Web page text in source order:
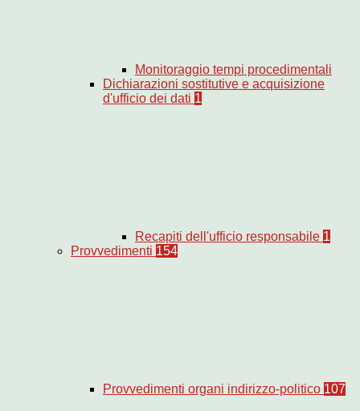
Monitoraggio tempi procedimentali
Dichiarazioni sostitutive e acquisizione
d'ufficio dei dati 1
Recapiti dell'ufficio responsabile 1
Provvedimenti 154
Provvedimenti organi indirizzo-politico 107